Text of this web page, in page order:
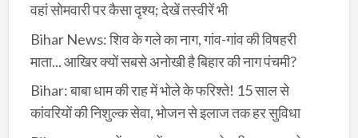
वहां सोमवारी पर कैसा दृश्य; देखें तस्वीरें भी
Bihar News: शिव के गले का नाग, गांव-गांव की विषहरी
माता... आखिर क्यों सबसे अनोखी है बिहार की नाग पंचमी?
Bihar: बाबा धाम की राह में भोले के फरिश्ते! 15 साल से
कांवरियों की निशुल्क सेवा, भोजन से इलाज तक हर सुविधा